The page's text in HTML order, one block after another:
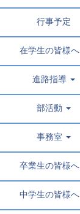
行事予定
在学生の皆様へ
進路指導
部活動
事務室
卒業生の皆様へ
中学生の皆様へ